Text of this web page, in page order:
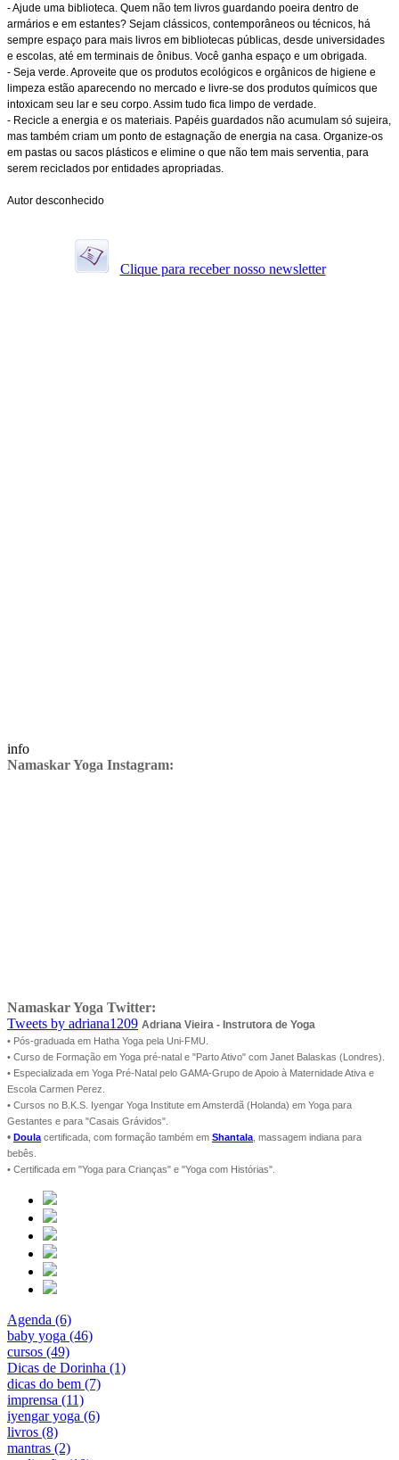
- Ajude uma biblioteca. Quem não tem livros guardando poeira dentro de
armários e em estantes? Sejam clássicos, contemporâneos ou técnicos, há
sempre espaço para mais livros em bibliotecas públicas, desde universidades
e escolas, até em terminais de ônibus. Você ganha espaço e um obrigada.
- Seja verde. Aproveite que os produtos ecológicos e orgânicos de higiene e
limpeza estão aparecendo no mercado e livre-se dos produtos químicos que
intoxicam seu lar e seu corpo. Assim tudo fica limpo de verdade.
- Recicle a energia e os materiais. Papéis guardados não acumulam só sujeira,
mas também criam um ponto de estagnação de energia na casa. Organize-os
em pastas ou sacos plásticos e elimine o que não tem mais serventia, para
serem reciclados por entidades apropriadas.
Autor desconhecido
Clique para receber nosso newsletter
info
Namaskar Yoga Instagram:
Namaskar Yoga Twitter:
Tweets by adriana1209 Adriana Vieira - Instrutora de Yoga
• Pós-graduada em Hatha Yoga pela Uni-FMU.
• Curso de Formação em Yoga pré-natal e "Parto Ativo" com Janet Balaskas (Londres).
• Especializada em Yoga Pré-Natal pelo GAMA-Grupo de Apoio à Maternidade Ativa e
Escola Carmen Perez.
• Cursos no B.K.S. Iyengar Yoga Institute em Amsterdã (Holanda) em Yoga para
Gestantes e para "Casais Grávidos".
• Doula certificada, com formação também em Shantala , massagem indiana para
bebês.
• Certificada em "Yoga para Crianças" e "Yoga com Histórias".
Agenda (6)
baby yoga (46)
cursos (49)
Dicas de Dorinha (1)
dicas do bem (7)
imprensa (11)
iyengar yoga (6)
livros (8)
mantras (2)